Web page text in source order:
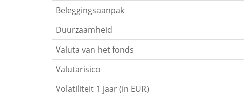
Beleggingsaanpak
Duurzaamheid
Valuta van het fonds
Valutarisico
Volatiliteit 1 jaar (in EUR)